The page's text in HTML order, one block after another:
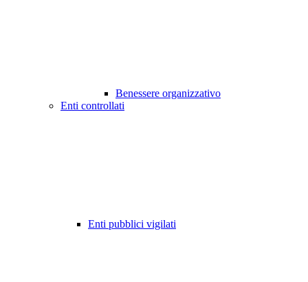
Benessere organizzativo
Enti controllati
Enti pubblici vigilati